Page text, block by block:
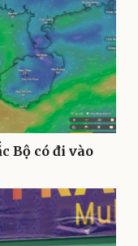
Bộ có đi vào